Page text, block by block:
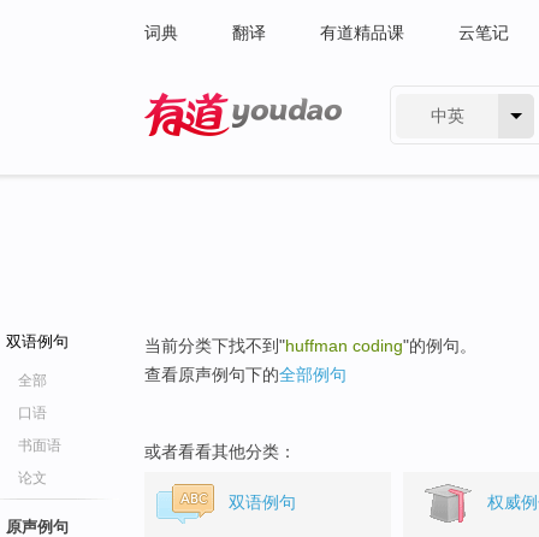
词典 翻译 有道精品课 云笔记
中英
双语例句
全部
口语
书面语
论文
原声例句
当前分类下找不到"huffman coding"的例句。
查看原声例句下的全部例句
或者看看其他分类：
双语例句 权威